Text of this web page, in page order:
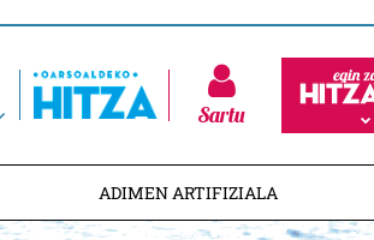
Sartu
ADIMEN ARTIFIZIALA